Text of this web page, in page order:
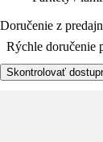
Doručenie z
Rýchle doručenie
Skontrolovať